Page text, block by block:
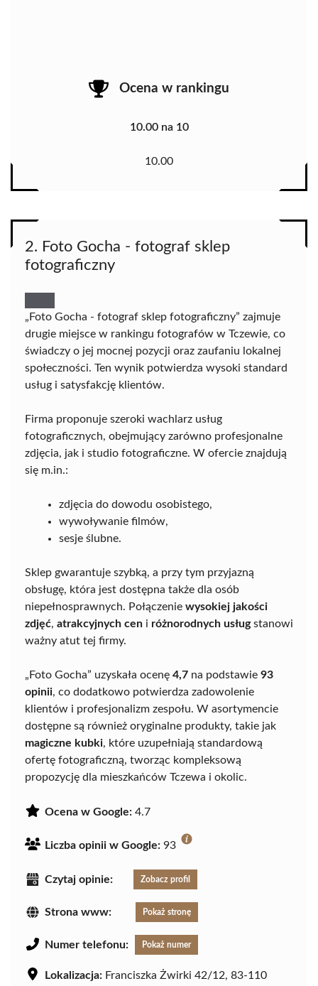
Ocena w rankingu
10.00 na 10
10.00
2. Foto Gocha - fotograf sklep
fotograficzny
„Foto Gocha - fotograf sklep fotograficzny” zajmuje
drugie miejsce w rankingu fotografów w Tczewie, co
świadczy o jej mocnej pozycji oraz zaufaniu lokalnej
społeczności. Ten wynik potwierdza wysoki standard
usług i satysfakcję klientów.
Firma proponuje szeroki wachlarz usług
fotograficznych, obejmujący zarówno profesjonalne
zdjęcia, jak i studio fotograficzne. W ofercie znajdują
się m.in.:
zdjęcia do dowodu osobistego,
wywoływanie filmów,
sesje ślubne.
Sklep gwarantuje szybką, a przy tym przyjazną
obsługę, która jest dostępna także dla osób
niepełnosprawnych. Połączenie wysokiej jakości
zdjęć, atrakcyjnych cen i różnorodnych usługstanowi
ważny atut tej firmy.
„Foto Gocha” uzyskała ocenę 4,7 na podstawie 93
opinii, co dodatkowo potwierdza zadowolenie
klientów i profesjonalizm zespołu. W asortymencie
dostępne są również oryginalne produkty, takie jak
magiczne kubki, które uzupełniają standardową
ofertę fotograficzną, tworząc kompleksową
propozycję dla mieszkańców Tczewa i okolic.
Ocena w Google: 4.7
Liczba opinii w Google: 93
Czytaj opinie: Zobacz profil
Strona www: Pokaż stronę
Numer telefonu: Pokaż numer
Lokalizacja: Franciszka Żwirki 42/12, 83-110